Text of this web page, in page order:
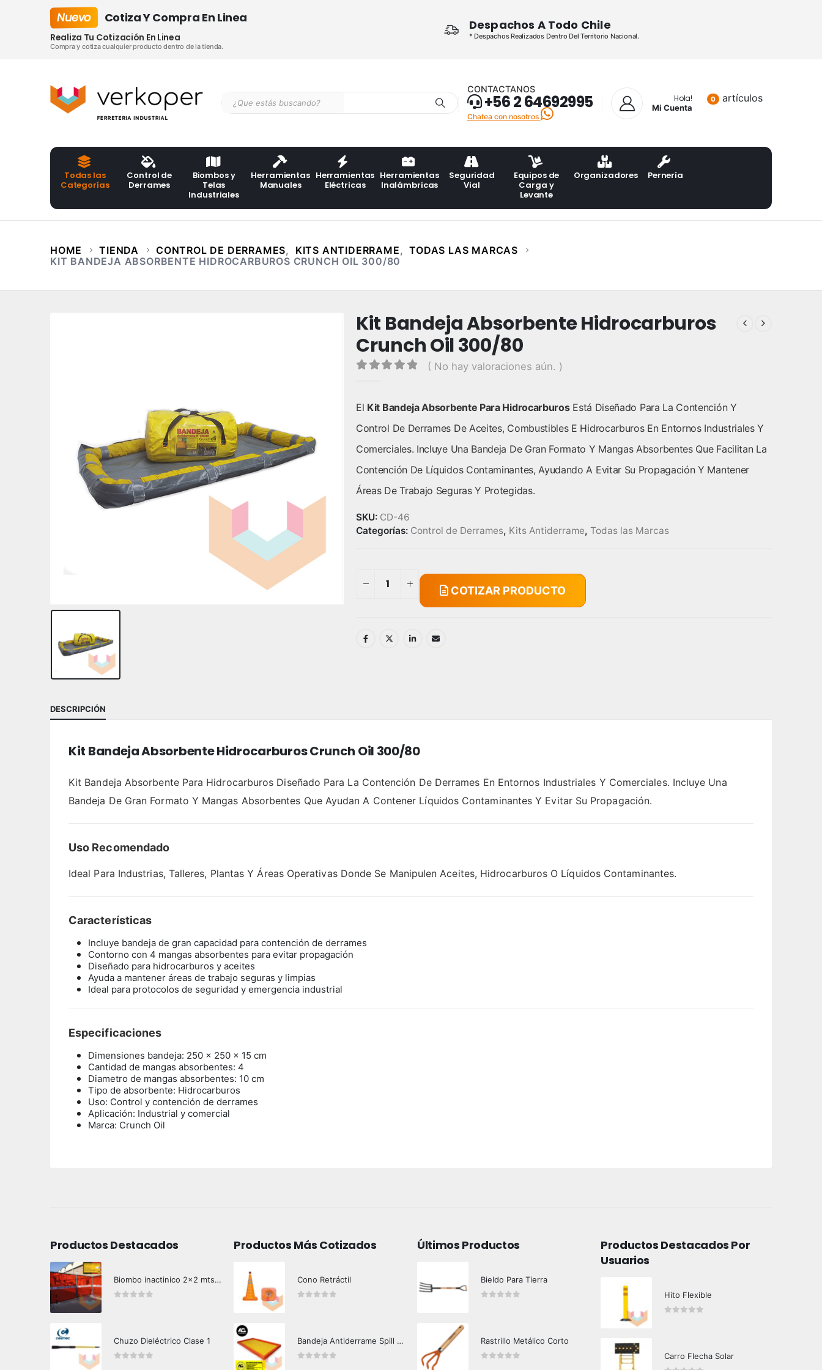
Despachos A Todo Chile
* Despachos Realizados Dentro Del Territorio Nacional.
Nuevo Cotiza Y Compra En Linea
Realiza Tu Cotización En Linea
Compra y cotiza cualquier producto dentro de la tienda.
CONTACTANOS
+56 2 64692995
Chatea con nosotros
Hola!
Mi Cuenta
0 artículos
Todas las
Categorías
Control de
Derrames
Biombos y
Telas
Industriales
Herramientas
Manuales
Herramientas
Eléctricas
Herramientas
Inalámbricas
Seguridad
Vial
Equipos de
Carga y
Levante
Organizadores Pernería
HOME TIENDA CONTROL DE DERRAMES, KITS ANTIDERRAME, TODAS LAS MARCAS
KIT BANDEJA ABSORBENTE HIDROCARBUROS CRUNCH OIL 300/80
Kit Bandeja Absorbente Hidrocarburos
Crunch Oil 300/80
( No hay valoraciones aún. )
El Kit Bandeja Absorbente Para HidrocarburosEstá Diseñado Para La Contención Y
Control De Derrames De Aceites, Combustibles E Hidrocarburos En Entornos Industriales Y
Comerciales. Incluye Una Bandeja De Gran Formato Y Mangas Absorbentes Que Facilitan La
Contención De Líquidos Contaminantes, Ayudando A Evitar Su Propagación Y Mantener
Áreas De Trabajo Seguras Y Protegidas.
SKU: CD-46
Categorías: Control de Derrames, Kits Antiderrame, Todas las Marcas
COTIZAR PRODUCTO
DESCRIPCIÓN
Kit Bandeja Absorbente Hidrocarburos Crunch Oil 300/80
Kit Bandeja Absorbente Para Hidrocarburos Diseñado Para La Contención De Derrames En Entornos Industriales Y Comerciales. Incluye Una
Bandeja De Gran Formato Y Mangas Absorbentes Que Ayudan A Contener Líquidos Contaminantes Y Evitar Su Propagación.
Uso Recomendado
Ideal Para Industrias, Talleres, Plantas Y Áreas Operativas Donde Se Manipulen Aceites, Hidrocarburos O Líquidos Contaminantes.
Características
Incluye bandeja de gran capacidad para contención de derrames
Contorno con 4 mangas absorbentes para evitar propagación
Diseñado para hidrocarburos y aceites
Ayuda a mantener áreas de trabajo seguras y limpias
Ideal para protocolos de seguridad y emergencia industrial
Especificaciones
Dimensiones bandeja: 250 x 250 x 15 cm
Cantidad de mangas absorbentes: 4
Diametro de mangas absorbentes: 10 cm
Tipo de absorbente: Hidrocarburos
Uso: Control y contención de derrames
Aplicación: Industrial y comercial
Marca: Crunch Oil
Productos Destacados
Biombo inactinico 2x2 mts Hazard Control
Chuzo Dieléctrico Clase 1
Productos Más Cotizados
Cono Retráctil
Bandeja Antiderrame Spill Barrier 117 lts Certificada
Últimos Productos
Bieldo Para Tierra
Rastrillo Metálico Corto
Productos Destacados Por
Usuarios
Hito Flexible
Carro Flecha Solar